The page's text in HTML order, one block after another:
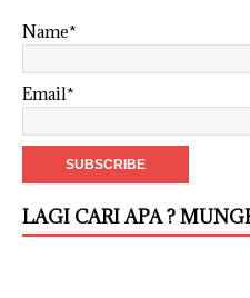
Name*
Email*
LAGI CARI APA ?